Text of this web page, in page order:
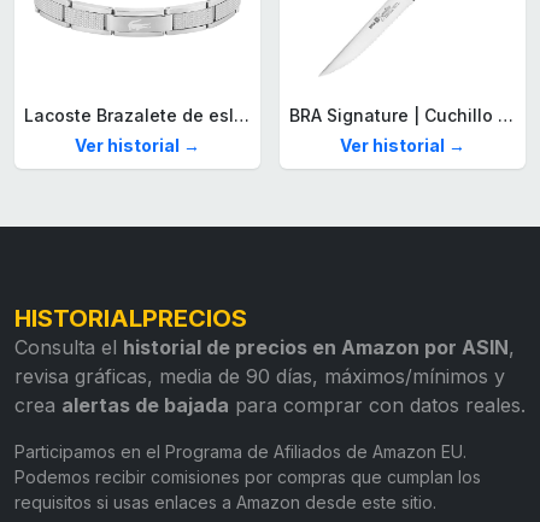
Lacoste Brazalete de eslabón para Hombre Colección STENCIL de Acero inoxidable
Ver historial →
BRA Signature | Cuchillo tomatero 120 mm, Acero Inoxidable alemán forjado con Molibdeno Vanadio, Mango Remachado ABS, Diseño Ergonómico, Hoja 1,6 mm espesor
Ver historial →
HISTORIALPRECIOS
Consulta el historial de precios en Amazon por ASIN,
revisa gráficas, media de 90 días, máximos/mínimos y
crea alertas de bajada para comprar con datos reales.
Participamos en el Programa de Afiliados de Amazon EU.
Podemos recibir comisiones por compras que cumplan los
requisitos si usas enlaces a Amazon desde este sitio.